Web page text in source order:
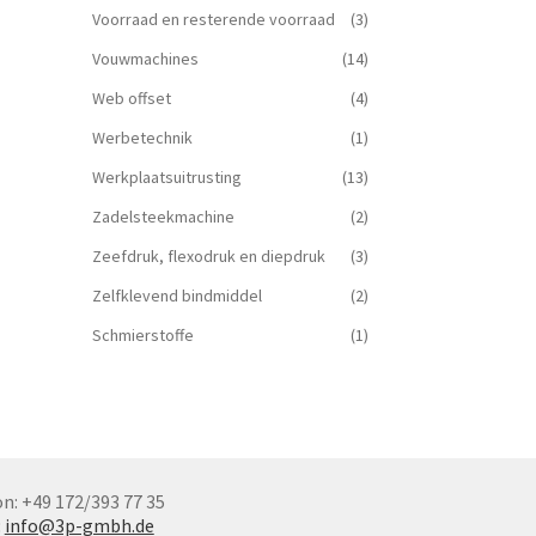
Voorraad en resterende voorraad
(3)
Vouwmachines
(14)
Web offset
(4)
Werbetechnik
(1)
Werkplaatsuitrusting
(13)
Zadelsteekmachine
(2)
Zeefdruk, flexodruk en diepdruk
(3)
Zelfklevend bindmiddel
(2)
Schmierstoffe
(1)
+49 172/393 77 35
info@3p-gmbh.de